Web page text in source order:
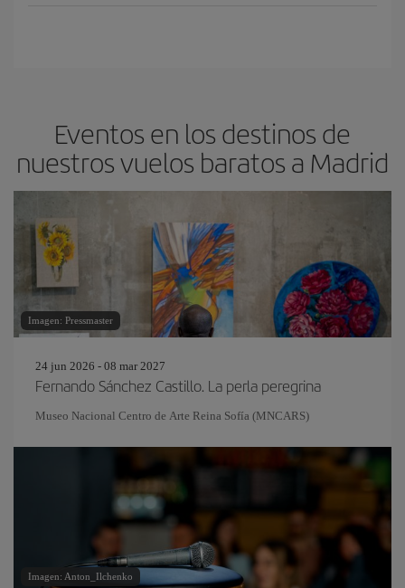
Eventos en los destinos de
nuestros vuelos baratos a Madrid
Imagen: Pressmaster
24 jun 2026 - 08 mar 2027
Fernando Sánchez Castillo. La perla peregrina
Museo Nacional Centro de Arte Reina Sofía (MNCARS)
Imagen: Anton_Ilchenko